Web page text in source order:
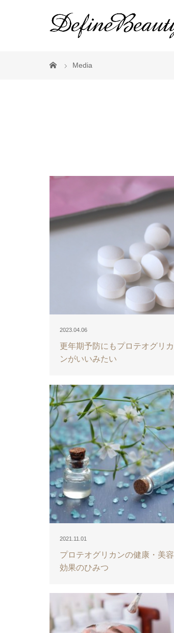
Media
2023.04.06
更年期予防にもプロテオグリカ
ンがいいみたい
2021.11.01
プロテオグリカンの健康・美容
効果のひみつ